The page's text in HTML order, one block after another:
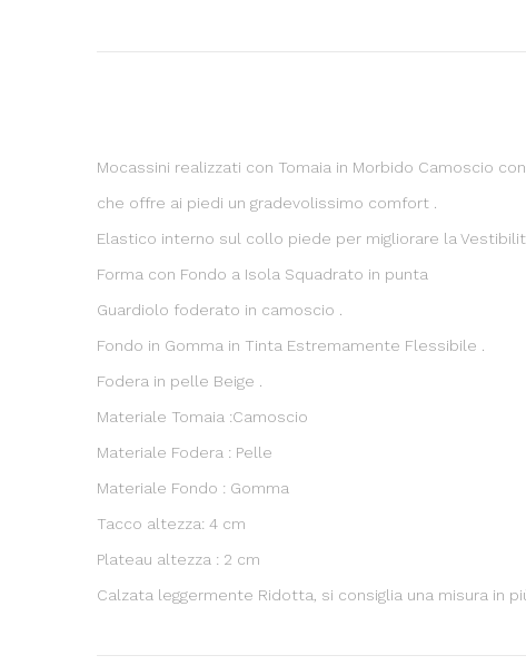
Mocassini realizzati con Tomaia in Morbido Camoscio
che offre ai piedi un gradevolissimo comfort .
Elastico interno sul collo piede per migliorare la
Forma con Fondo a Isola Squadrato in punta
Guardiolo foderato in camoscio .
Fondo in Gomma in Tinta Estremamente Flessibile .
Fodera in pelle Beige .
Materiale Tomaia :Camoscio
Materiale Fodera : Pelle
Materiale Fondo : Gomma
Tacco altezza: 4 cm
Plateau altezza : 2 cm
Calzata leggermente Ridotta, si consiglia una misura in